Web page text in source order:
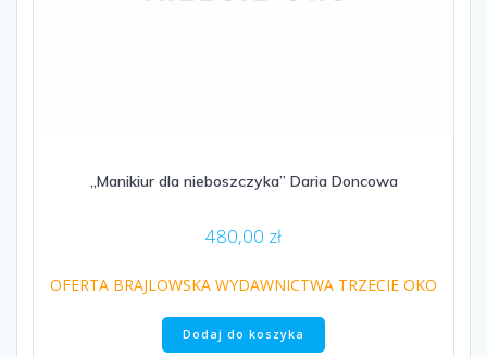
„Manikiur dla nieboszczyka” Daria Doncowa
480,00 zł
OFERTA BRAJLOWSKA WYDAWNICTWA TRZECIE OKO
Dodaj do koszyka